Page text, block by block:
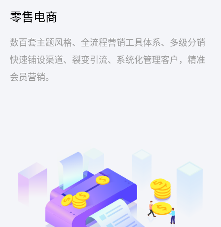
零售电商
数百套主题风格、全流程营销工具体系、多级分销
快速铺设渠道、裂变引流、系统化管理客户，精准
会员营销。